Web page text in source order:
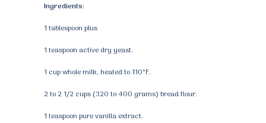
Ingredients:
1 tablespoon plus
1 teaspoon active dry yeast.
1 cup whole milk, heated to 110°F.
2 to 2 1/2 cups (320 to 400 grams) bread flour.
1 teaspoon pure vanilla extract.